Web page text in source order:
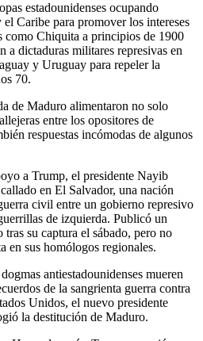
estadounidenses ocupando
Caribe para promover los intereses
como Chiquita a principios de 1900
a dictaduras militares represivas en
y Uruguay para repeler la
70.
de Maduro alimentaron no solo
entre los opositores de
respuestas incómodas de algunos
a Trump, el presidente Nayib
en El Salvador, una nación
civil entre un gobierno represivo
de izquierda. Publicó un
su captura el sábado, pero no
en sus homólogos regionales.
antiestadounidenses mueren
de la sangrienta guerra contra
Unidos, el nuevo presidente
la destitución de Maduro.